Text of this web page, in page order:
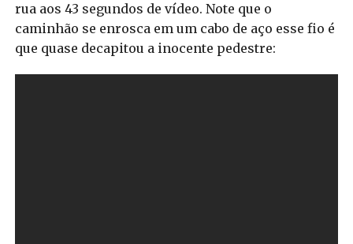
rua aos 43 segundos de vídeo. Note que o
caminhão se enrosca em um cabo de aço esse fio é
que quase decapitou a inocente pedestre: